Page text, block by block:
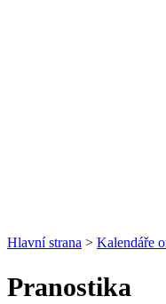
Hlavní strana > Kalendáře
Pranostika